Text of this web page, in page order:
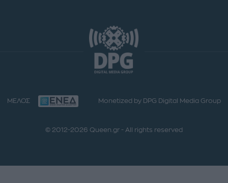
ΜΕΛΟΣ Monetized by DPG Digital Media Group
© 2012-2026 Queen.gr - All rights reserved